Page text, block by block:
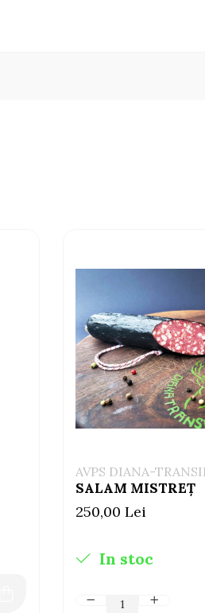
AVPS DIANA-
SALAM MISTREȚ
250,00 Lei
In stoc